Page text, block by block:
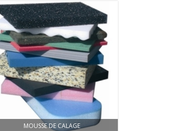
MOUSSE DE CALAGE